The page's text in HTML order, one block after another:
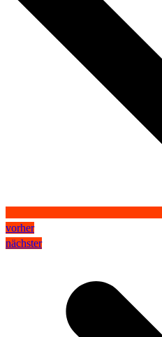
vorher
nächster